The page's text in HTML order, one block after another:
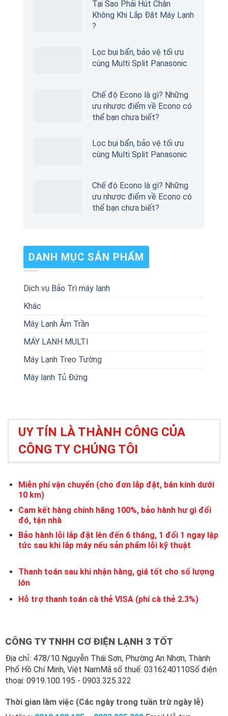
Tại Sao Phải Hút Chân
Không Khi Lắp Đặt Máy Lạnh
?
Lọc bụi bẩn, bảo vệ tối ưu
cùng Multi Split Panasonic
Chế độ Econo là gì? Những
ưu nhược điểm về Econo có
thể bạn chưa biết?
Lọc bụi bẩn, bảo vệ tối ưu
cùng Multi Split Panasonic
Chế độ Econo là gì? Những
ưu nhược điểm về Econo có
thể bạn chưa biết?
DANH MỤC SẢN PHẨM
Dịch vụ Bảo Trì máy lạnh
Khác
Máy Lạnh Âm Trần
MÁY LẠNH MULTI
Máy Lạnh Treo Tường
Máy lạnh Tủ Đứng
UY TÍN LÀ THÀNH CÔNG CỦA
CÔNG TY CHÚNG TÔI
Miễn phí vận chuyển (cho đơn lắp đặt, bán kính dưới
10 km)
Cam kết hàng chính hãng 100%, bảo hành hư gì đổi
đó, tận nhà
Bảo hành lỗi lắp đặt lên đến 6 tháng, 1 đổi 1 ngay lập
tức sau khi lắp máy nếu sản phẩm lỗi kỹ thuật
Thanh toán sau khi nhận hàng, giá tốt cho số lượng
lớn
Hỗ trợ thanh toán cà thẻ VISA (phí cà thẻ 2.3%)
CÔNG TY TNHH CƠ ĐIỆN LẠNH 3 TỐT
Địa chỉ: 478/10 Nguyễn Thái Sơn, Phường An Nhơn, Thành
Phố Hồ Chí Minh, Việt NamMã số thuế: 0316240110Số điện
thoại: 0919.100.195 - 0903.325.322
Thời gian làm việc (Các ngày trong tuần trừ ngày lễ)